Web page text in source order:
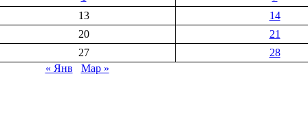
13
14
20
21
27
28
« Янв
Мар »